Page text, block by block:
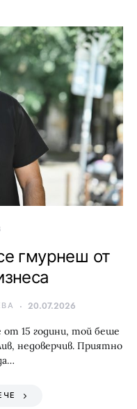
гмурнеш от
20.07.2026
от 15 години, той беше
недоверчив. Приятно